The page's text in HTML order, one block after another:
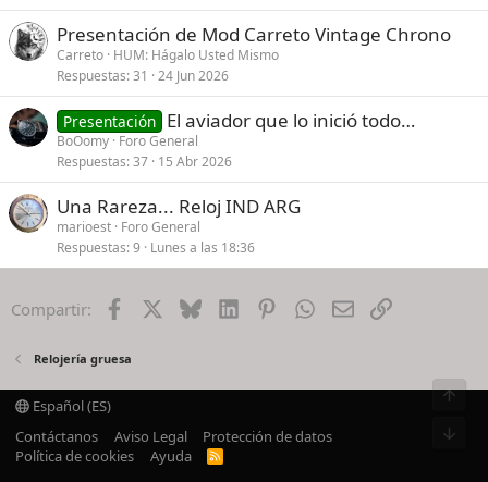
Presentación de Mod Carreto Vintage Chrono
Carreto HUM: Hágalo Usted Mismo
Respuestas 31 24 Jun 2026
Presentación El aviador que lo inició todo…
BoOomy Foro General
Respuestas 37 15 Abr 2026
Una Rareza... Reloj IND ARG
marioest Foro General
Respuestas 9 Lunes a las 18:36
Compartir: Facebook BlueskyLinkedInPinterestWhatsApp
EmailEnlace
Relojería gruesa
Español (ES)
Contáctanos
Aviso Legal
Protección de datos
Política de cookies
Ayuda
R